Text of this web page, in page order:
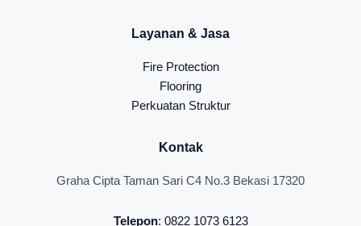
Layanan & Jasa
Fire Protection
Flooring
Perkuatan Struktur
Kontak
Graha Cipta Taman Sari C4 No.3 Bekasi 17320
Telepon: 0822 1073 6123